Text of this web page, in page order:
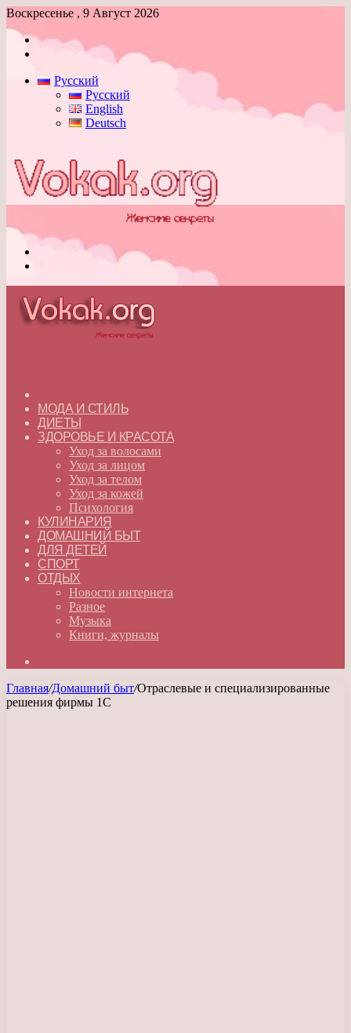
Воскресенье , 9 Август 2026
Войти
Русский
Русский
English
Deutsch
МОДА И СТИЛЬ
ДИЕТЫ
ЗДОРОВЬЕ И КРАСОТА
Уход за волосами
Уход за лицом
Уход за телом
Уход за кожей
Психология
КУЛИНАРИЯ
ДОМАШНИЙ БЫТ
ДЛЯ ДЕТЕЙ
СПОРТ
ОТДЫХ
Новости интернета
Разное
Музыка
Книги, журналы
Главная/Домашний быт/Отраслевые и специализированные
решения фирмы 1С